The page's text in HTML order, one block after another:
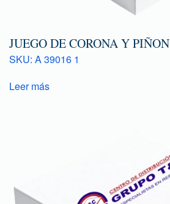
JUEGO DE CORONA Y PIÑON
SKU: A 39016 1
Leer más